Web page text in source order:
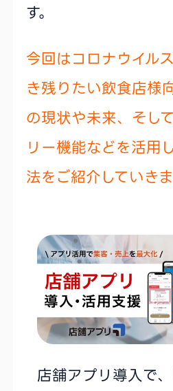
す。
今回はコロナウイル
き残りたい飲食店様
の現状や未来、そし
リー機能などを活用
法をご紹介していきま
店舗アプリ導入で